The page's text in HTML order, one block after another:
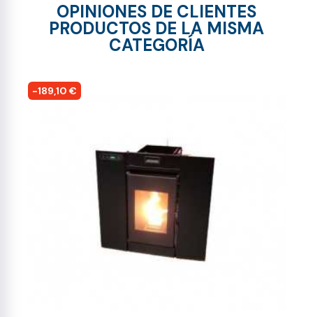
OPINIONES DE CLIENTES
PRODUCTOS DE LA MISMA
CATEGORÍA
-189,10 €